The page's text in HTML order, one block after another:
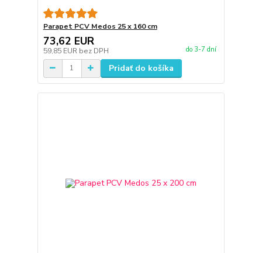
Parapet PCV Medos 25 x 160 cm
73,62 EUR
59,85 EUR bez DPH do 3-7 dní
Pridať do košíka